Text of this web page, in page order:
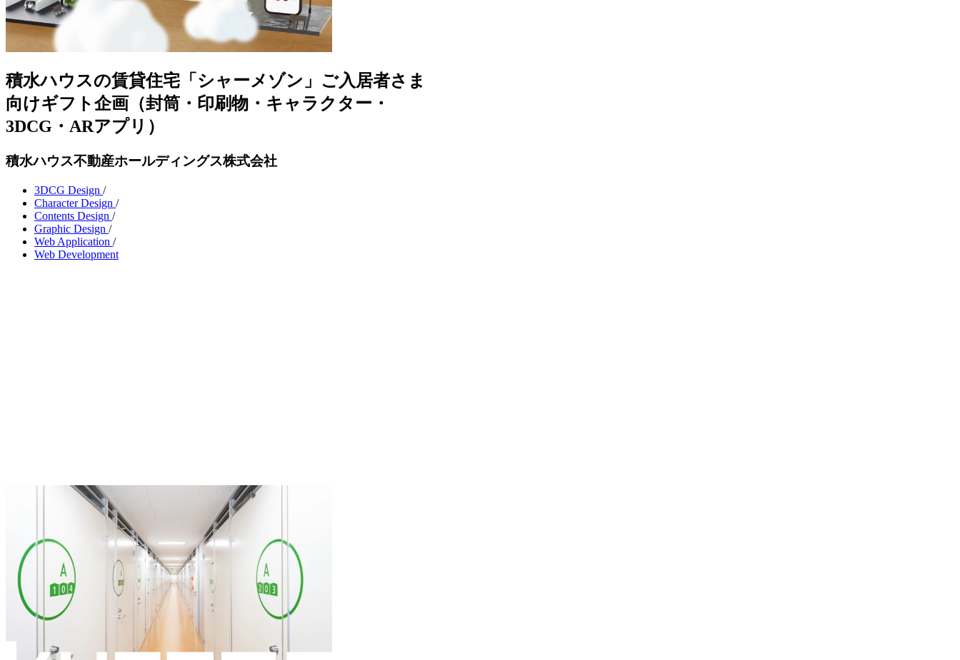
積水ハウスの賃貸住宅「シャーメゾン」ご入居者さま
向けギフト企画（封筒・印刷物・キャラクター・
3DCG・ARアプリ）
積水ハウス不動産ホールディングス株式会社
3DCG Design /
Character Design /
Contents Design /
Graphic Design /
Web Application /
Web Development